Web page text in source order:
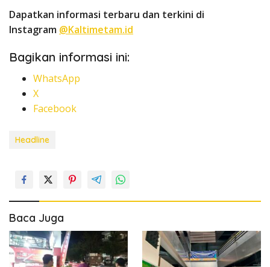
Dapatkan informasi terbaru dan terkini di
Instagram @Kaltimetam.id
Bagikan informasi ini:
WhatsApp
X
Facebook
Headline
Baca Juga